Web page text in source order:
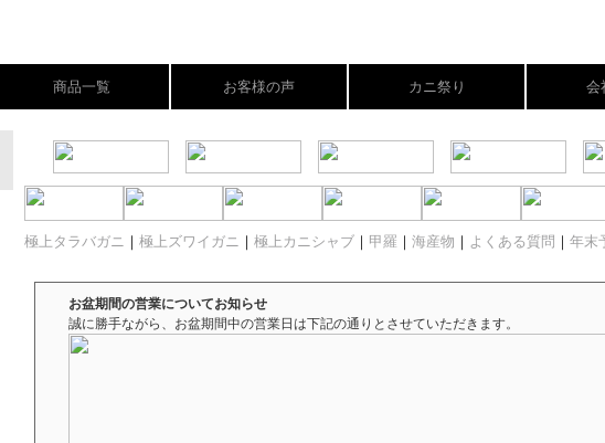
商品一覧 お客様の声 カニ祭り 会
極上タラバガニ ｜ 極上ズワイガニ ｜ 極上カニシャブ ｜ 甲羅 ｜ 海産物 ｜ よくある質問 ｜ 年末
お盆期間の営業についてお知らせ
誠に勝手ながら、お盆期間中の営業日は下記の通りとさせていただきます。